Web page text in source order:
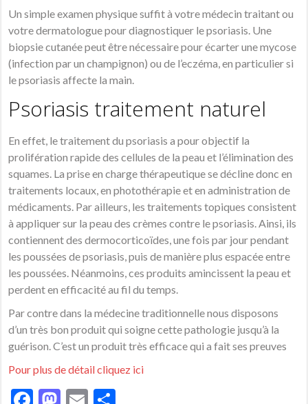
Un simple examen physique suffit à votre médecin traitant ou
votre dermatologue pour diagnostiquer le psoriasis. Une
biopsie cutanée peut être nécessaire pour écarter une mycose
(infection par un champignon) ou de l’eczéma, en particulier si
lepsoriasis affecte la main.
Psoriasis traitement naturel
En effet, le traitement du psoriasis a pour objectif la
prolifération rapide des cellules de la peau et l’élimination des
squames. La prise en charge thérapeutique se décline donc en
traitements locaux, en photothérapie et en administration de
médicaments. Par ailleurs, les traitements topiques consistent
à appliquer sur la peau des crèmes contre le psoriasis. Ainsi, ils
contiennent des dermocorticoïdes, une fois par jour pendant
les poussées de psoriasis, puis de manière plus espacée entre
les poussées. Néanmoins, ces produits amincissent la peau et
perdent en efficacité au fil du temps.
Par contre dans la médecine traditionnelle nous disposons
d’un très bon produit qui soigne cette pathologie jusqu’à la
guérison. C’est un produit très efficace qui a fait ses preuves
Pour plus de détail cliquez ici